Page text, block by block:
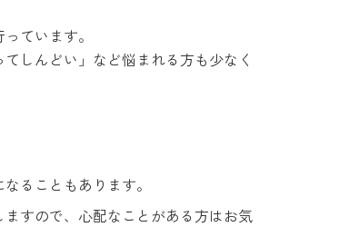
ています。
しんどい」など悩まれる方も少なく
ることもあります。
すので、心配なことがある方はお気